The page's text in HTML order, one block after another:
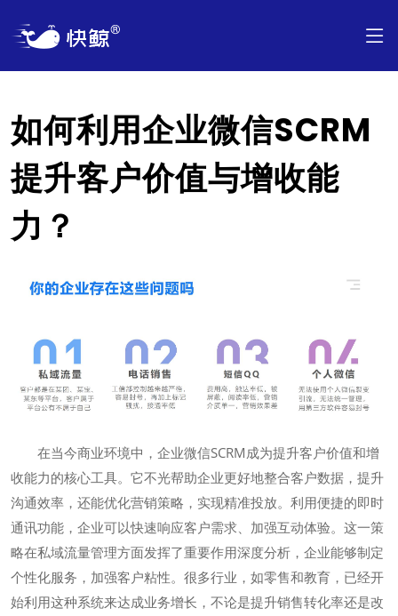
如何利用企业微信SCRM
提升客户价值与增收能
力？
在当今商业环境中，企业微信SCRM成为提升客户价值和增
收能力的核心工具。它不光帮助企业更好地整合客户数据，提升
沟通效率，还能优化营销策略，实现精准投放。利用便捷的即时
通讯功能，企业可以快速响应客户需求、加强互动体验。这一策
略在私域流量管理方面发挥了重要作用深度分析，企业能够制定
个性化服务，加强客户粘性。很多行业，如零售和教育，已经开
始利用这种系统来达成业务增长，不论是提升销售转化率还是改